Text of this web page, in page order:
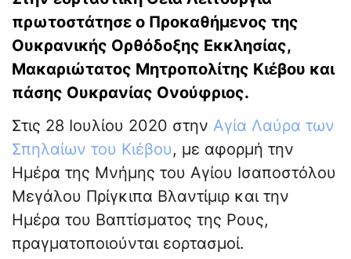
πρωτοστάτησε ο Προκαθήμενος της
Ουκρανικής Ορθόδοξης Εκκλησίας,
Μακαριώτατος Μητροπολίτης Κιέβου και
πάσης Ουκρανίας Ονούφριος.
Στις 28 Ιουλίου 2020 στην Αγία Λαύρα των
Σπηλαίων του Κιέβου, με αφορμή την
Ημέρα της Μνήμης του Αγίου Ισαποστόλου
Μεγάλου Πρίγκιπα Βλαντίμιρ και την
Ημέρα του Βαπτίσματος της Ρους,
πραγματοποιούνται εορτασμοί.